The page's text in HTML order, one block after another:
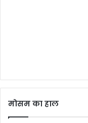
मोसम का हाल